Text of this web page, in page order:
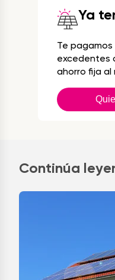
Ya
Te pagamos
excedentes
ahorro fija al
Continúa